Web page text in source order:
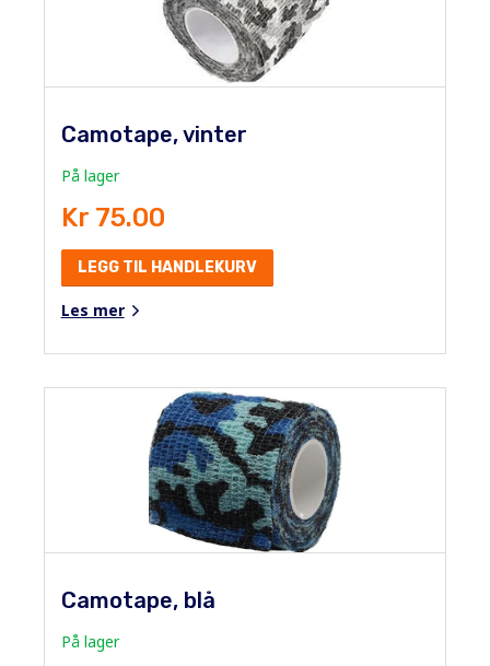
Camotape, vinter
På lager
Kr 75.00
LEGG TIL HANDLEKURV
Les mer
Camotape, blå
På lager